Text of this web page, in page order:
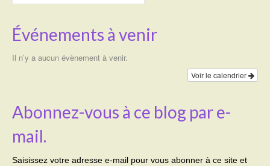
Événements à venir
Il n’y a aucun évènement à venir.
Voir le calendrier
Abonnez-vous à ce blog par e-
mail.
Saisissez votre adresse e-mail pour vous abonner à ce site et